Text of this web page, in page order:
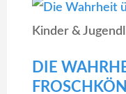
Kinder &
DIE